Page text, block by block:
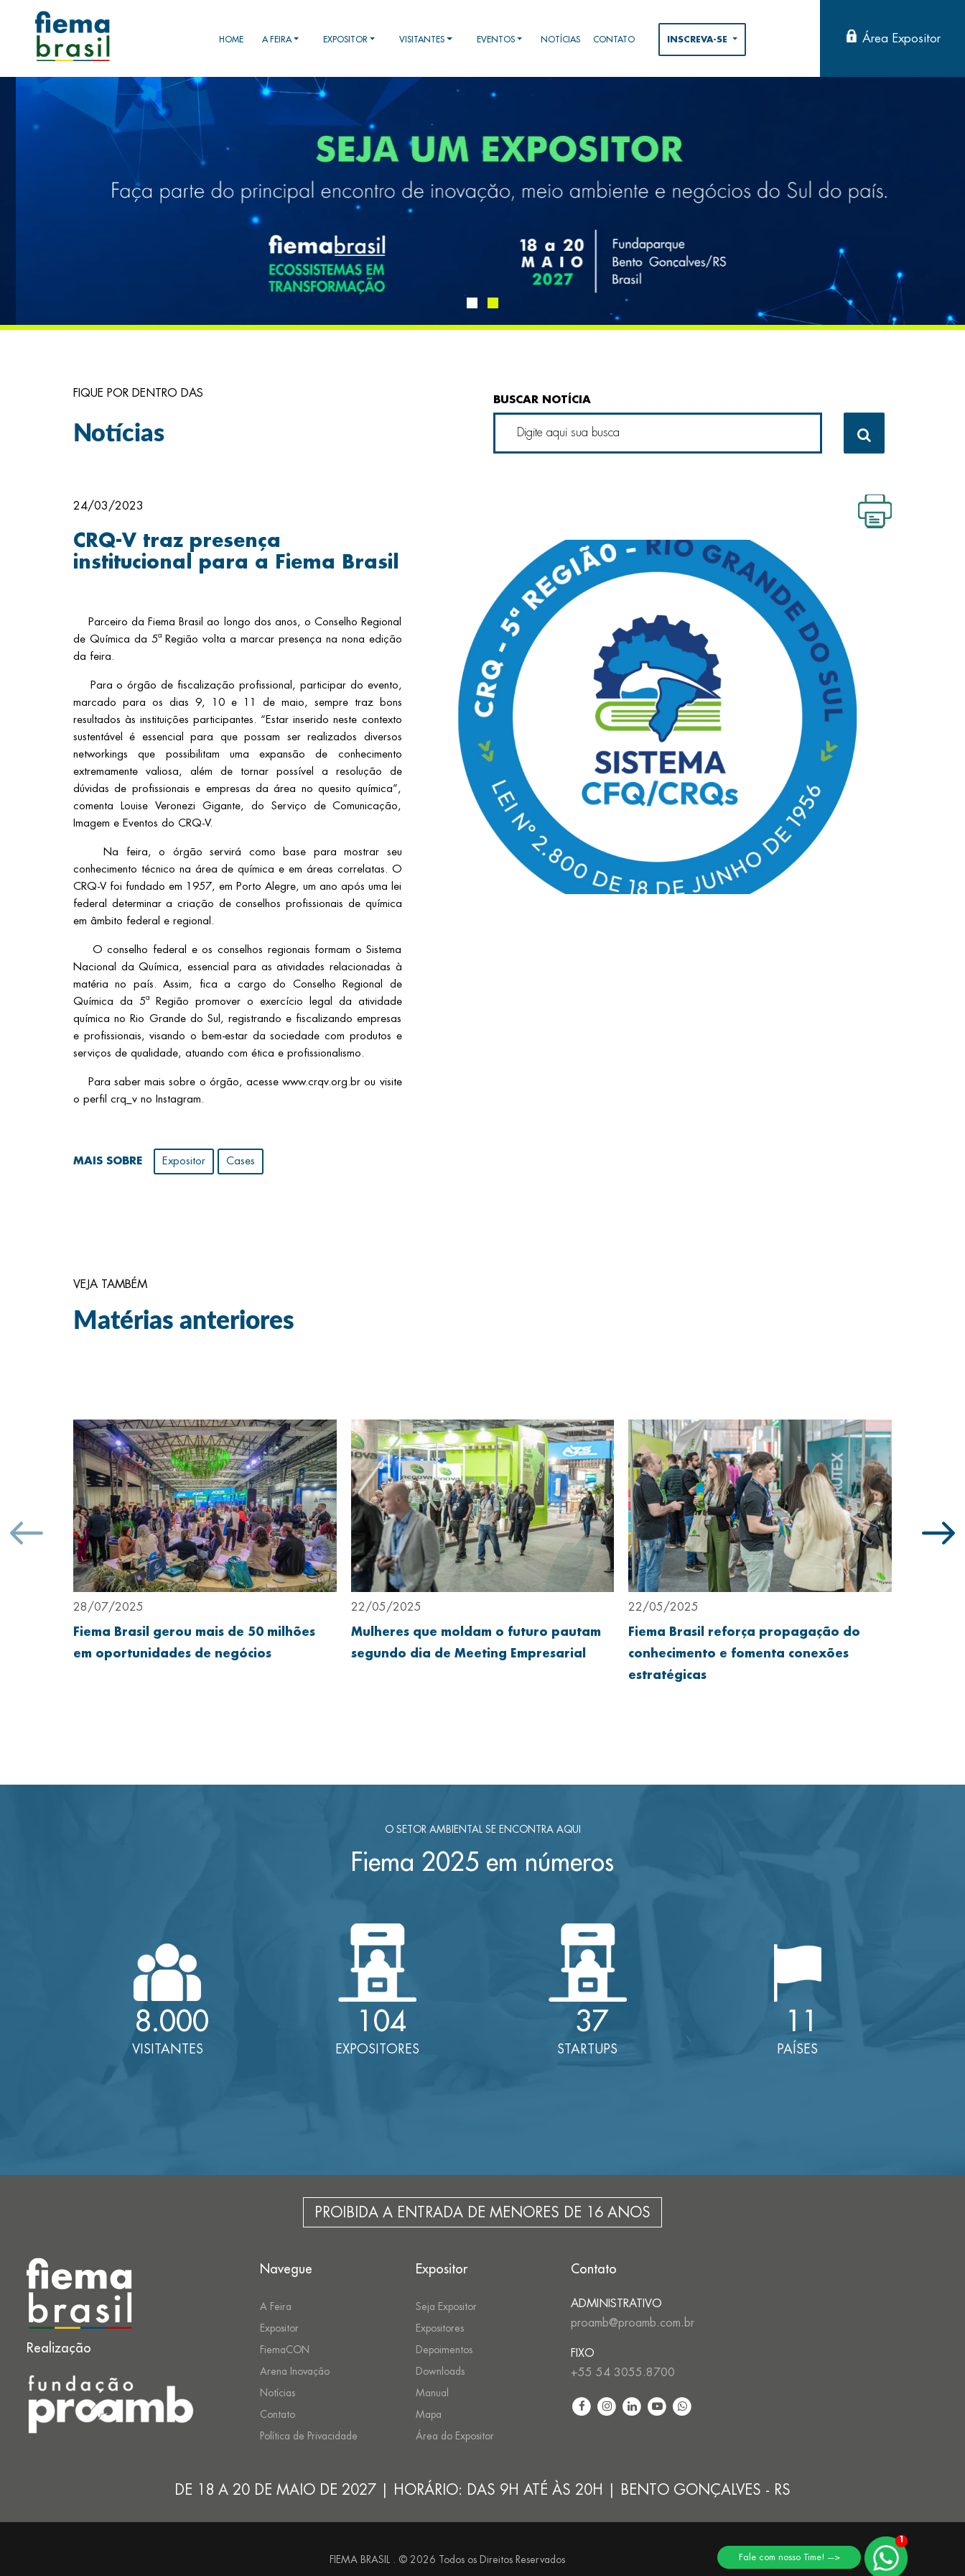
HOME A FEIRA EXPOSITOR VISITANTES EVENTOS NOTÍCIAS CONTATO INSCREVA-SE Área Expositor
FIQUE POR DENTRO DAS
Notícias
BUSCAR NOTÍCIA
24/03/2023
CRQ-V traz presença
institucional para a Fiema Brasil
Parceiro da Fiema Brasil ao longo dos anos, o Conselho Regional
de Química da 5ª Região volta a marcar presença na nona edição
da feira.
Para o órgão de fiscalização profissional, participar do evento,
marcado para os dias 9, 10 e 11 de maio, sempre traz bons
resultados às instituições participantes. “Estar inserido neste contexto
sustentável é essencial para que possam ser realizados diversos
networkings que possibilitam uma expansão de conhecimento
extremamente valiosa, além de tornar possível a resolução de
dúvidas de profissionais e empresas da área no quesito química”,
comenta Louise Veronezi Gigante, do Serviço de Comunicação,
Imagem e Eventos do CRQ-V.
Na feira, o órgão servirá como base para mostrar seu
conhecimento técnico na área de química e em áreas correlatas. O
CRQ-V foi fundado em 1957, em Porto Alegre, um ano após uma lei
federal determinar a criação de conselhos profissionais de química
em âmbito federal e regional.
O conselho federal e os conselhos regionais formam o Sistema
Nacional da Química, essencial para as atividades relacionadas à
matéria no país. Assim, fica a cargo do Conselho Regional de
Química da 5ª Região promover o exercício legal da atividade
química no Rio Grande do Sul, registrando e fiscalizando empresas
e profissionais, visando o bem-estar da sociedade com produtos e
serviços de qualidade, atuando com ética e profissionalismo.
Para saber mais sobre o órgão, acesse www.crqv.org.br ou visite
o perfil crq_v no Instagram.
MAIS SOBRE Expositor Cases
VEJA TAMBÉM
Matérias anteriores
28/07/2025
Fiema Brasil gerou mais de 50 milhões
em oportunidades de negócios
22/05/2025
Mulheres que moldam o futuro pautam
segundo dia de Meeting Empresarial
22/05/2025
Fiema Brasil reforça propagação do
conhecimento e fomenta conexões
estratégicas
O SETOR AMBIENTAL SE ENCONTRA AQUI
Fiema 2025 em números
8.000
VISITANTES
104
EXPOSITORES
37
STARTUPS
11
PAÍSES
PROIBIDA A ENTRADA DE MENORES DE 16 ANOS
Realização
Navegue
A Feira
Expositor
FiemaCON
Arena Inovação
Notícias
Contato
Política de Privacidade
Expositor
Seja Expositor
Expositores
Depoimentos
Downloads
Manual
Mapa
Área do Expositor
Contato
ADMINISTRATIVO
proamb@proamb.com.br
FIXO
+55 54 3055.8700
DE 18 A 20 DE MAIO DE 2027 | HORÁRIO: DAS 9H ATÉ ÀS 20H | BENTO GONÇALVES - RS
FIEMA BRASIL . © 2026 Todos os Direitos Reservados Fale com nosso Time! --->
1